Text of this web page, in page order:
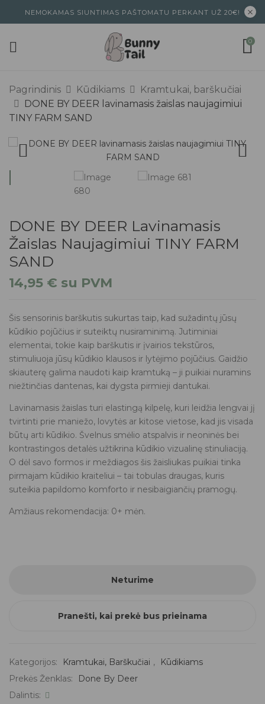
NEMOKAMAS SIUNTIMAS PAŠTOMATU PERKANT UŽ 20€!
0
Pagrindinis Kūdikiams
Kramtukai, barškučiai
DONE BY DEER lavinamasis žaislas naujagimiui
TINY FARM SAND
DONE BY DEER Lavinamasis
Žaislas Naujagimiui TINY FARM
SAND
14,95 € su PVM
Šis sensorinis barškutis sukurtas taip, kad sužadintų jūsų
kūdikio pojūčius ir suteiktų nusiraminimą. Jutiminiai
elementai, tokie kaip barškutis ir įvairios tekstūros,
stimuliuoja jūsų kūdikio klausos ir lytėjimo pojūčius. Gaidžio
skiauterę galima naudoti kaip kramtuką – ji puikiai nuramins
niežtinčias dantenas, kai dygsta pirmieji dantukai.
Lavinamasis žaislas turi elastingą kilpelę, kuri leidžia lengvai jį
tvirtinti prie maniežo, lovytės ar kitose vietose, kad jis visada
būtų arti kūdikio. Švelnus smėlio atspalvis ir neoninės bei
kontrastingos detalės užtikrina kūdikio vizualinę stinuliaciją.
O dėl savo formos ir meždiagos šis žaisliukas puikiai tinka
pirmajam kūdikio kraiteliui – tai tobulas draugas, kuris
suteikia papildomo komforto ir nesibaigiančių pramogų.
Amžiaus rekomendacija: 0+ mėn.
Neturime
Pranešti, kai prekė bus prieinama
Kategorijos: Kramtukai, Barškučiai ,
Kūdikiams
Prekės Ženklas:
Done By Deer
Dalintis: